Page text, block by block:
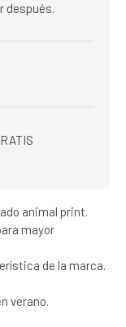
después.
animal print.
mayor
de la marca.
verano.